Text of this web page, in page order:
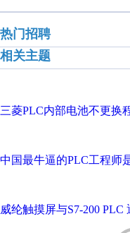
热门招聘
相关主题
三菱PLC内部电池不更换
中国最牛逼的PLC工程师
威纶触摸屏与S7-200 PLC